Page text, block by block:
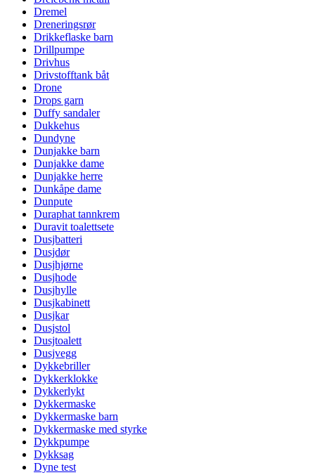
Dremel
Dreneringsrør
Drikkeflaske barn
Drillpumpe
Drivhus
Drivstofftank båt
Drone
Drops garn
Duffy sandaler
Dukkehus
Dundyne
Dunjakke barn
Dunjakke dame
Dunjakke herre
Dunkåpe dame
Dunpute
Duraphat tannkrem
Duravit toalettsete
Dusjbatteri
Dusjdør
Dusjhjørne
Dusjhode
Dusjhylle
Dusjkabinett
Dusjkar
Dusjstol
Dusjtoalett
Dusjvegg
Dykkebriller
Dykkerklokke
Dykkerlykt
Dykkermaske
Dykkermaske barn
Dykkermaske med styrke
Dykkpumpe
Dykksag
Dyne test